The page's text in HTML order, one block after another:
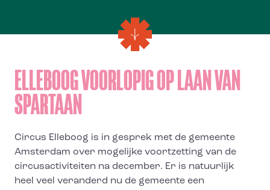
ELLEBOOG VOORLOPIG OP LAAN VAN
SPARTAAN
Circus Elleboog is in gesprek met de gemeente
Amsterdam over mogelijke voortzetting van de
circusactiviteiten na december. Er is natuurlijk
heel veel veranderd nu de gemeente een